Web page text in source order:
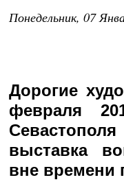
Понедельник, 07
Дорогие
февраля
выставка
вне времени